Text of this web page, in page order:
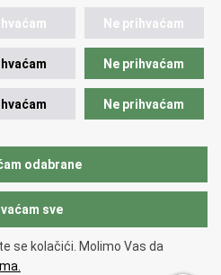
brodsko-posavska.
Ne prihvaćam
Ne prihvaćam
Ne prihvaćam
odabrane
sve
se kolačići. Molimo Vas da